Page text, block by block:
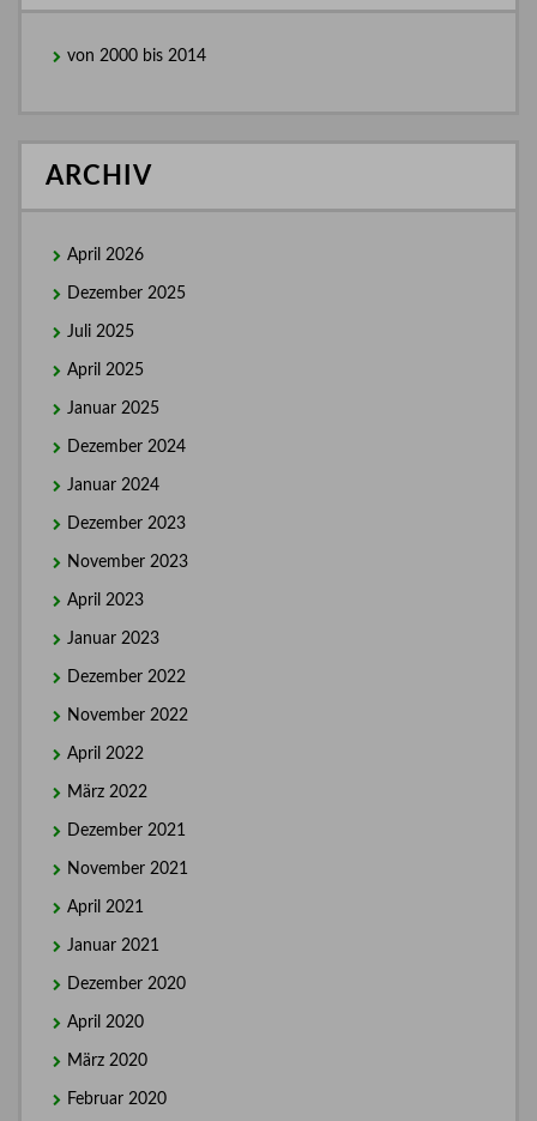
von 2000 bis 2014
ARCHIV
April 2026
Dezember 2025
Juli 2025
April 2025
Januar 2025
Dezember 2024
Januar 2024
Dezember 2023
November 2023
April 2023
Januar 2023
Dezember 2022
November 2022
April 2022
März 2022
Dezember 2021
November 2021
April 2021
Januar 2021
Dezember 2020
April 2020
März 2020
Februar 2020